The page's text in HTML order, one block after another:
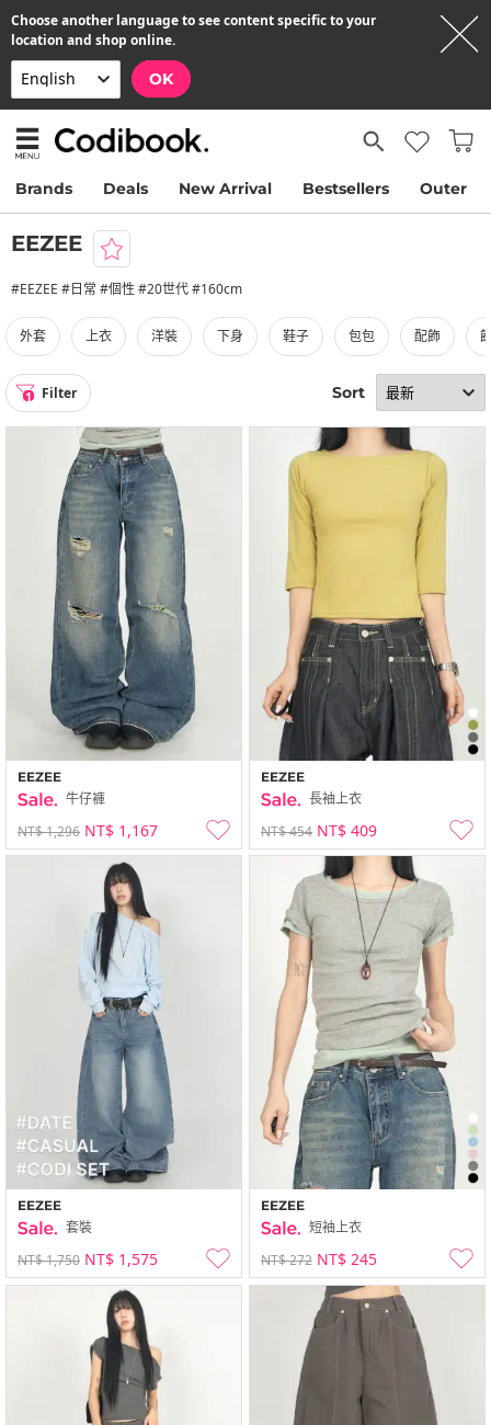
Choose another language to see content specific to your
location and shop online.
OK
Brands Deals New Arrival Bestsellers Outer
EEZEE
#EEZEE #日常 #個性 #20世代 #160cm
外套 上衣 洋裝 下身 鞋子 包包 配飾
1 Filter Sort
EEZEE
牛仔褲
NT$ 1,296 NT$ 1,167
EEZEE
長袖上衣
NT$ 454 NT$ 409
EEZEE
套裝
NT$ 1,750 NT$ 1,575
EEZEE
短袖上衣
NT$ 272 NT$ 245